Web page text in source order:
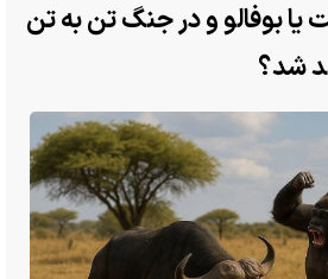
بوفالو و در جنگ تن به تن
شد؟